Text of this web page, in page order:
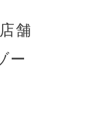
舗
ー